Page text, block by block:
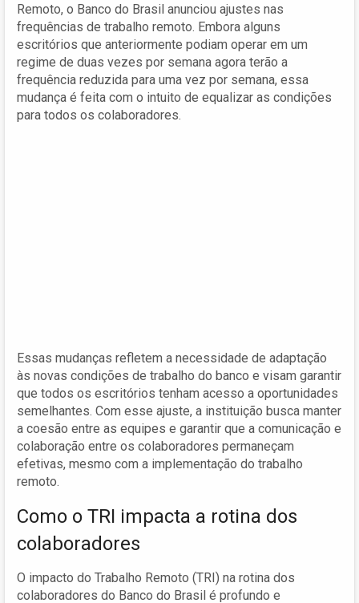
Remoto, o Banco do Brasil anunciou ajustes nas
frequências de trabalho remoto. Embora alguns
escritórios que anteriormente podiam operar em um
regime de duas vezes por semana agora terão a
frequência reduzida para uma vez por semana, essa
mudança é feita com o intuito de equalizar as condições
para todos os colaboradores.
Essas mudanças refletem a necessidade de adaptação
às novas condições de trabalho do banco e visam garantir
que todos os escritórios tenham acesso a oportunidades
semelhantes. Com esse ajuste, a instituição busca manter
a coesão entre as equipes e garantir que a comunicação e
colaboração entre os colaboradores permaneçam
efetivas, mesmo com a implementação do trabalho
remoto.
Como o TRI impacta a rotina dos
colaboradores
O impacto do Trabalho Remoto (TRI) na rotina dos
colaboradores do Banco do Brasil é profundo e